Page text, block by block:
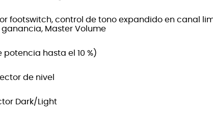
footswitch, control de tono expandido en canal
Master Volume
hasta el 10 %)
de nivel
Dark/Light